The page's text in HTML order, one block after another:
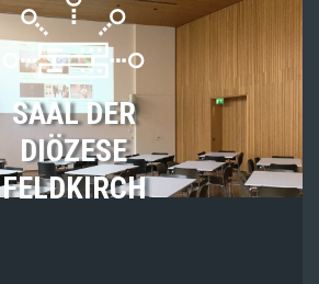
SAAL DER
DIÖZESE
FELDKIRCH